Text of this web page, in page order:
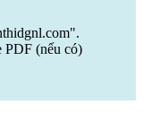
PDF (nếu có)